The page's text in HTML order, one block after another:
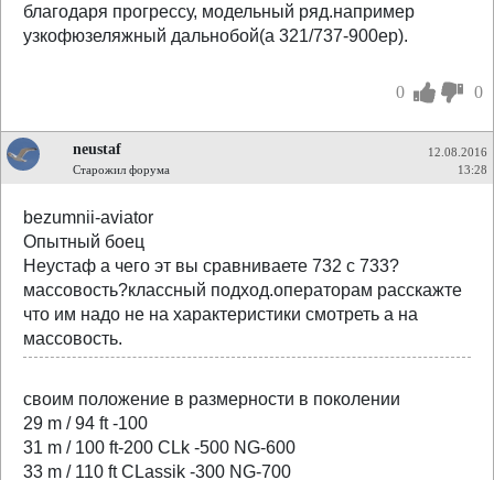
благодаря прогрессу, модельный ряд.например
узкофюзеляжный дальнобой(а 321/737-900ер).
0 0
neustaf
Старожил форума
12.08.2016
13:28
bezumnii-aviator
Опытный боец
Неустаф а чего эт вы сравниваете 732 с 733?
массовость?классный подход.операторам расскажте
что им надо не на характеристики смотреть а на
массовость.
своим положение в размерности в поколении
29 m / 94 ft -100
31 m / 100 ft-200 CLk -500 NG-600
33 m / 110 ft CLassik -300 NG-700